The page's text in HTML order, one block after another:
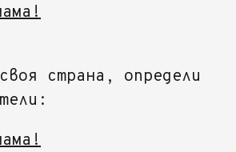
страна, определи